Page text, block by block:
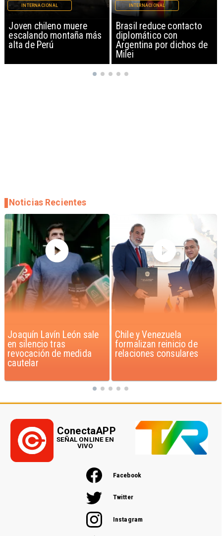
Brasil reduce contacto
diplomático con
Argentina por dichos de
INTERNACIONAL
China restringe
exportación de drones a
EEUU y sanciona
empresas
INTERNACIONAL
Chile y Venezuela
formalizan reinicio de
relaciones consulares
Feriantes rechazan
dichos de Camila Flores
sobre Fabiola Campillai
Noticias Recientes
Facebook
Twitter
Instagram
ConectaAPP
SEÑAL ONLINE EN
VIVO